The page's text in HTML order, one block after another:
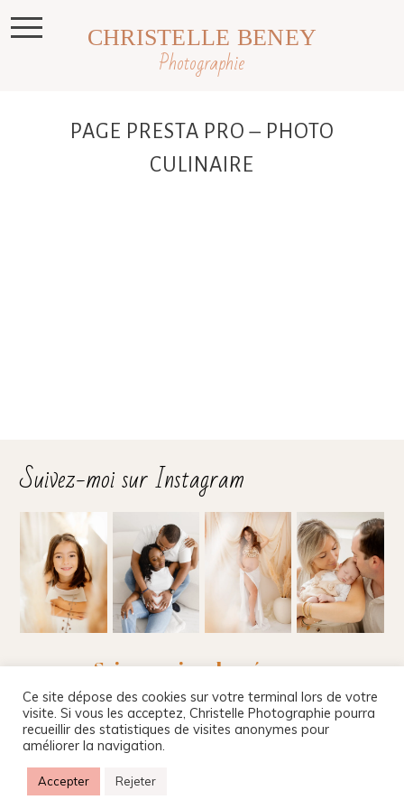
Photographie
CHRISTELLE BENEY
PAGE PRESTA PRO – PHOTO
CULINAIRE
Suivez-moi sur Instagram
Suivez-moi sur les réseaux
Christelle Beney Photographie
Agnes Colombo & Romain Kersulec
légales
Ce site dépose des cookies sur votre terminal lors de votre
visite. Si vous les acceptez, Christelle Photographie pourra
recueillir des statistiques de visites anonymes pour
améliorer la navigation.
Accepter Rejeter